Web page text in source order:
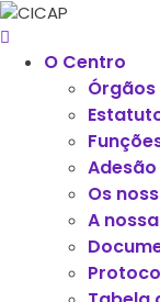
O Centro
Adesão
Os
A